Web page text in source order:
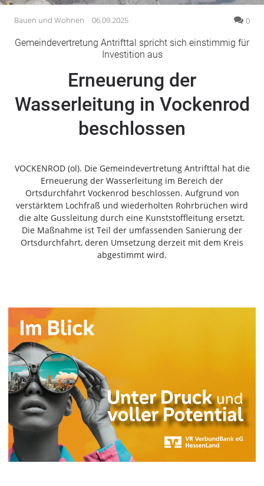
Vogelsberg
Alsfeld
Romrod
Homberg
Ohm
Schotten
Feldatal
Freiensteinau
Gemünden
Grebenau
Grebenhain
Herbstein
Schwalmtal
Ulrichstein
Wartenberg
Schwalm
Fulda
Gießen
Impressum
Datenschutzerklärung
Bauen und Wohnen 06.09.2025 0
Gemeindevertretung Antrifttal spricht sich einstimmig für
Investition aus
Erneuerung der
Wasserleitung in Vockenrod
beschlossen
VOCKENROD (ol). Die Gemeindevertretung Antrifttal hat die
Erneuerung der Wasserleitung im Bereich der
Ortsdurchfahrt Vockenrod beschlossen. Aufgrund von
verstärktem Lochfraß und wiederholten Rohrbrüchen wird
die alte Gussleitung durch eine Kunststoffleitung ersetzt.
Die Maßnahme ist Teil der umfassenden Sanierung der
Ortsdurchfahrt, deren Umsetzung derzeit mit dem Kreis
abgestimmt wird.